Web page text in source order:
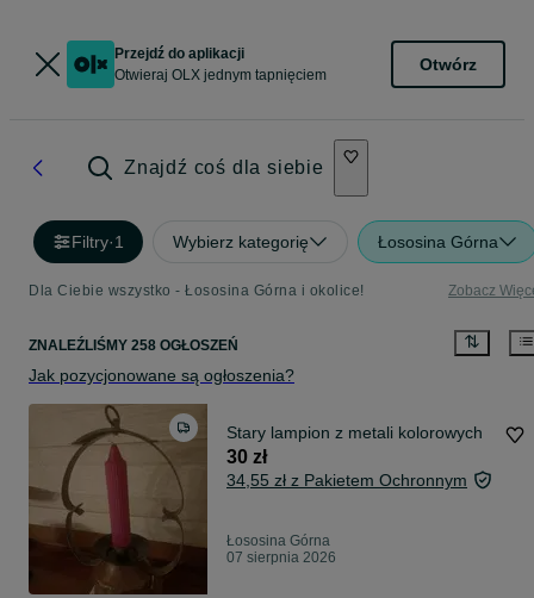
Przejdź do aplikacji
Otwieraj OLX jednym tapnięciem
Otwórz
Znajdź coś dla siebie
Filtry·1 Wybierz kategorię Łososina Górna
Dla Ciebie wszystko - Łososina Górna i okolice! Zobacz
ZNALEŹLIŚMY 258 OGŁOSZEŃ
Jak pozycjonowane są ogłoszenia?
Stary lampion z metali kolorowych
30 zł
34,55 zł z Pakietem Ochronnym
Łososina Górna
07 sierpnia 2026